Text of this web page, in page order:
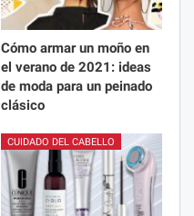
Cómo armar un moño en
el verano de 2021: ideas
de moda para un peinado
clásico
CUIDADO DEL CABELLO